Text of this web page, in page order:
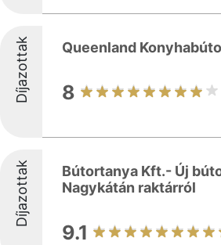
Díjazottak Queenland
8
Díjazottak
Bútortanya Kft.- Új
Nagykátán raktárról
9.1